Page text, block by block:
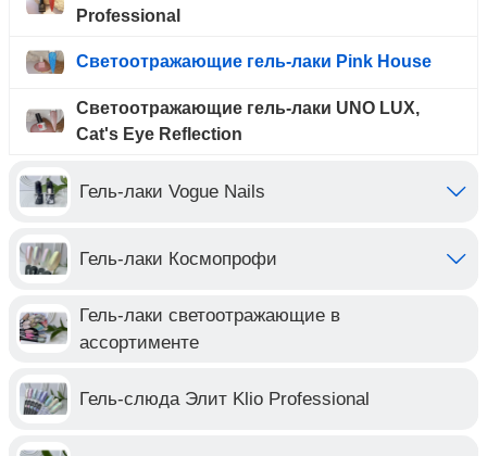
Professional
Светоотражающие гель-лаки Pink House
Светоотражающие гель-лаки UNO LUX,
Cat's Eye Reflection
Гель-лаки Vogue Nails
Гель-лаки Космопрофи
Гель-лаки светоотражающие в
ассортименте
Гель-слюда Элит Klio Professional